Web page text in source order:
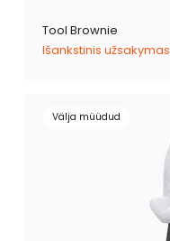
Tool Brownie
Išankstinis užsakymas
Välja müüdud